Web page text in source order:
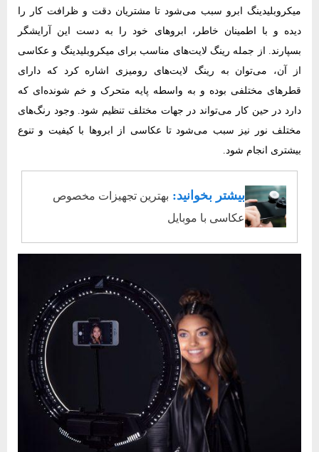
میکروبلیدینگ ابرو سبب می‌شود تا مشتریان دقت و ظرافت کار را
دیده و با اطمینان خاطر، ابروهای خود را به دست این آرایشگر
بسپارند. از جمله رینگ لایت‌های مناسب برای میکروبلیدینگ و عکاسی
از آن، می‌توان به رینگ لایت‌های رومیزی اشاره کرد که دارای
قطرهای مختلفی بوده و به واسطه پایه متحرک و خم شونده‌ای که
دارد در حین کار می‌تواند در جهات مختلف تنظیم شود. وجود رنگ‌های
مختلف نور نیز سبب می‌شود تا عکاسی از ابروها با کیفیت و تنوع
بیشتری انجام شود.
بیشتر بخوانید: بهترین تجهیزات مخصوص
عکاسی با موبایل